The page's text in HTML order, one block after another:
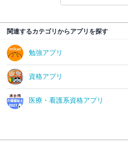
関連するカテゴリからアプリを探す
勉強アプリ
資格アプリ
医療・看護系資格アプリ